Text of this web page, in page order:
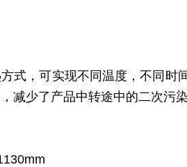
式，可实现不同温度，不同
减少了产品中转途中的二次污